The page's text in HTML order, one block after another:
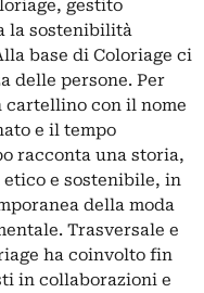
gestito
la sostenibilità
base di Coloriage ci
delle persone. Per
cartellino con il nome
e il tempo
racconta una storia,
etico e sostenibile, in
della moda
Trasversale e
ha coinvolto fin
in collaborazioni e